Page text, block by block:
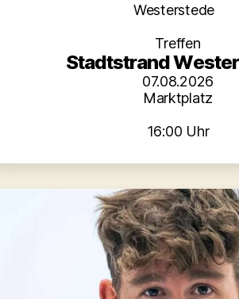
Kategorien
Westerstede
Treffen
Stadtstrand
07.08.2026
Marktplatz
16:00 Uhr